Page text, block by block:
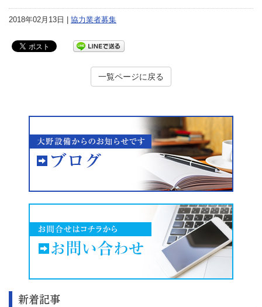
2018年02月13日 | 協力業者募集
一覧ページに戻る
新着記事